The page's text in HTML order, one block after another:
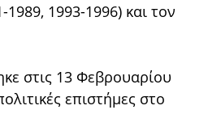
1993-1996) και τον
στις 13 Φεβρουαρίου
επιστήμες στο